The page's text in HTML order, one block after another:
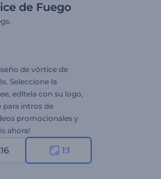
de Fuego
de vórtice de
Seleccione la
edítela con su logo,
para intros de
promocionales y
ahora!
1:1